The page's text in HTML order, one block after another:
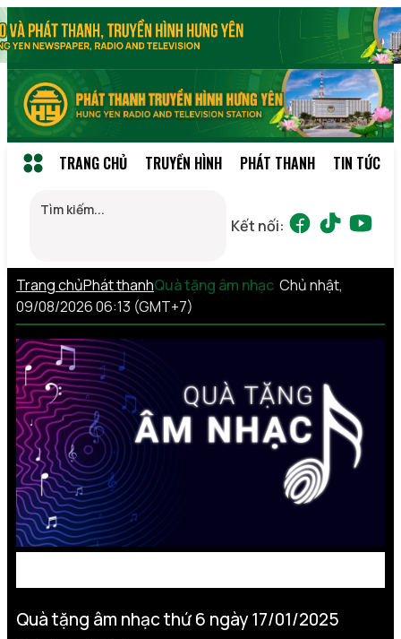
TRANG CHỦ TRUYỀN HÌNH PHÁT THANH TIN TỨC
Kết nối:
Trang chủPhát thanhQuà tặng âm nhạc Chủ nhật,
09/08/2026 06:13 (GMT+7)
Quà tặng âm nhạc thứ 6 ngày 17/01/2025